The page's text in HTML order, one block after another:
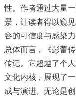
性。作者通过大量
景，让读者得以窥
容的可信度与感染力
总体而言，《彭蕾
传记。它超越了个
文化内核，展现了
成与演进。无论是